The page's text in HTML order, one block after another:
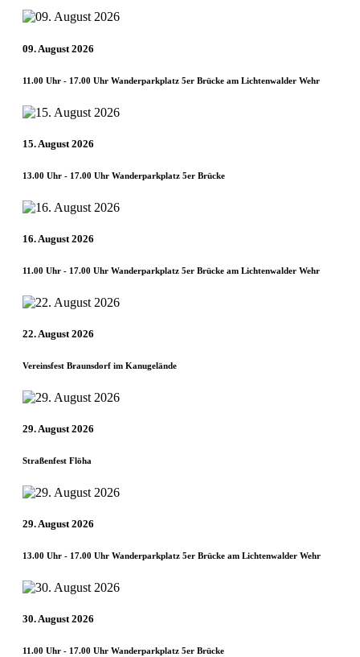
09. August 2026
11.00 Uhr - 17.00 Uhr Wanderparkplatz 5er Brücke am Lichtenwalder Wehr
15. August 2026
13.00 Uhr - 17.00 Uhr Wanderparkplatz 5er Brücke
16. August 2026
11.00 Uhr - 17.00 Uhr Wanderparkplatz 5er Brücke am Lichtenwalder Wehr
22. August 2026
Vereinsfest Braunsdorf im Kanugelände
29. August 2026
Straßenfest Flöha
29. August 2026
13.00 Uhr - 17.00 Uhr Wanderparkplatz 5er Brücke am Lichtenwalder Wehr
30. August 2026
11.00 Uhr - 17.00 Uhr Wanderparkplatz 5er Brücke